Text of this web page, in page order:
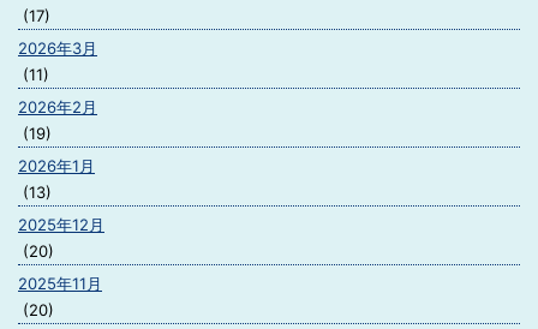
(17)
2026年3月
(11)
2026年2月
(19)
2026年1月
(13)
2025年12月
(20)
2025年11月
(20)